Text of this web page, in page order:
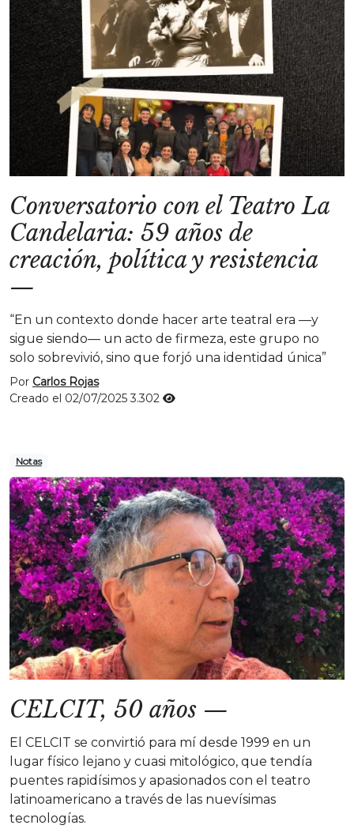
Conversatorio con el Teatro La
Candelaria: 59 años de
creación, política y resistencia
—
“En un contexto donde hacer arte teatral era —y
sigue siendo— un acto de firmeza, este grupo no
solo sobrevivió, sino que forjó una identidad única”
Por Carlos Rojas
Creado el 02/07/20253.302
Notas
CELCIT, 50 años —
El CELCIT se convirtió para mí desde 1999 en un
lugar físico lejano y cuasi mitológico, que tendía
puentes rapidísimos y apasionados con el teatro
latinoamericano a través de las nuevísimas
tecnologías.